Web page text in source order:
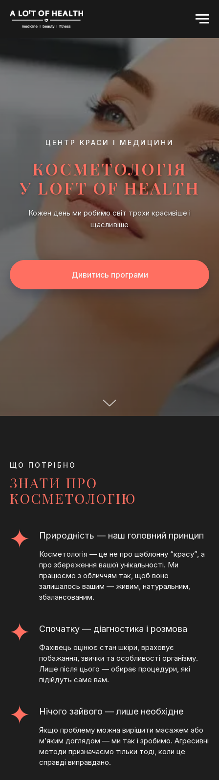
ЦЕНТР КРАСИ І МЕДИЦИНИ
КОСМЕТОЛОГІЯ
У LOFT OF HEALTH
Кожен день ми робимо світ трохи красивіше і
щасливіше
Дивитись програми
ЩО ПОТРІБНО
ЗНАТИ ПРО
КОСМЕТОЛОГІЮ
Природність — наш головний принцип
Косметологія — це не про шаблонну “красу”, а
про збереження вашої унікальності. Ми
працюємо з обличчям так, щоб воно
залишалось вашим — живим, натуральним,
збалансованим.
Спочатку — діагностика і розмова
Фахівець оцінює стан шкіри, враховує
побажання, звички та особливості організму.
Лише після цього — обирає процедури, які
підійдуть саме вам.
Нічого зайвого — лише необхідне
Якщо проблему можна вирішити масажем або
м’яким доглядом — ми так і зробимо. Агресивні
методи призначаємо тільки тоді, коли це
справді виправдано.